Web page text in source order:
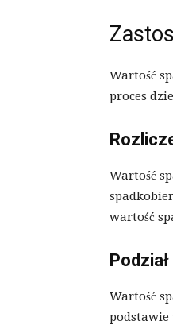
Wartość
proces
Wartość
wartość
Wartość
podstawie